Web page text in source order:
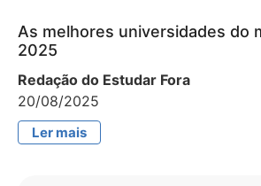
As melhores universidades do
2025
Redação do Estudar Fora
20/08/2025
Ler mais